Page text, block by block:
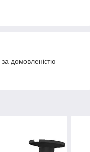
домовленістю